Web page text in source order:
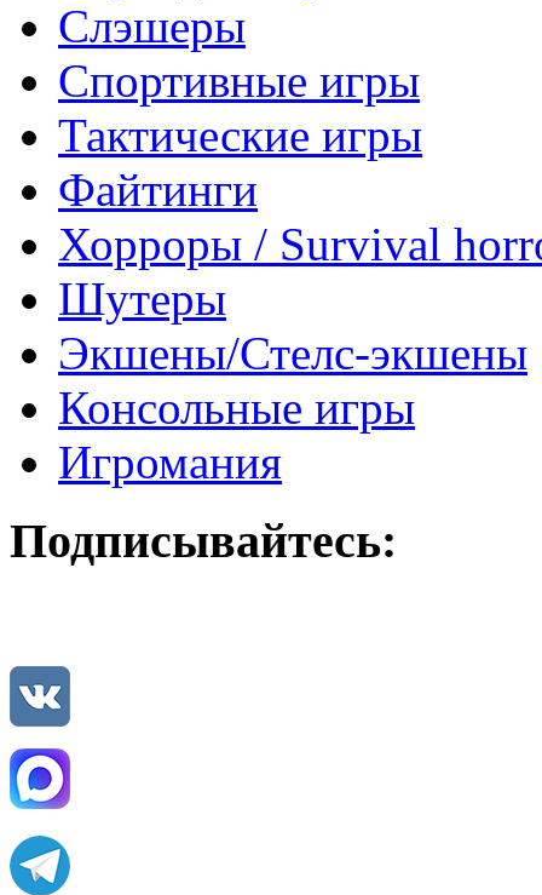
Слэшеры
Спортивные игры
Тактические игры
Файтинги
Хорроры / Survival
Шутеры
Экшены/Стелс-экшены
Консольные игры
Игромания
Подписывайтесь: